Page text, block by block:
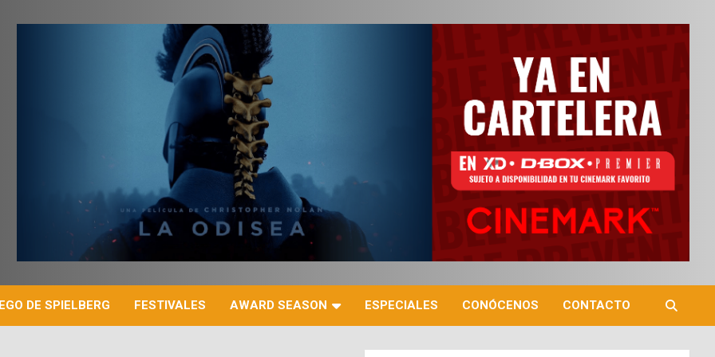
DE SPIELBERG FESTIVALES AWARD SEASON ESPECIALES CONÓCENOS CONTACTO